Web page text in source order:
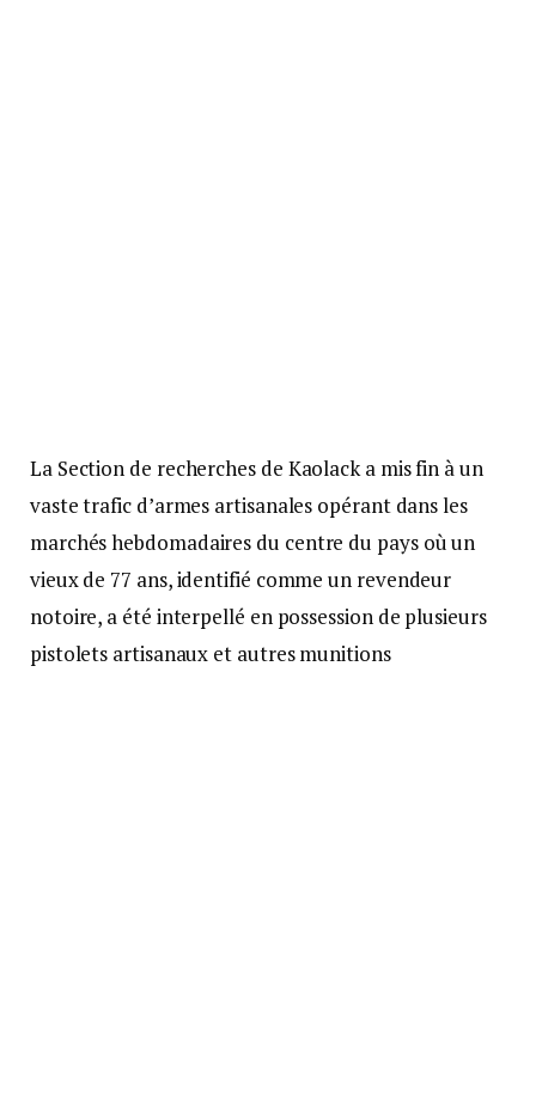
La Section de recherches de Kaolack a mis fin à un
vaste trafic d’armes artisanales opérant dans les
marchés hebdomadaires du centre du pays où un
vieux de 77 ans, identifié comme un revendeur
notoire, a été interpellé en possession de plusieurs
pistolets artisanaux et autres munitions